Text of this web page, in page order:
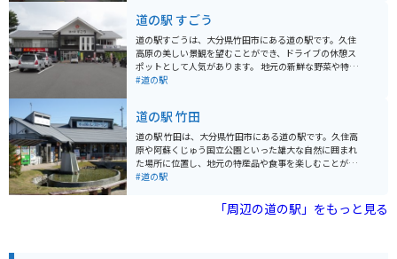
らはくじゅう連山を見渡すことができ、その美しい眺め
も、訪れる客にとっての一つのご馳走となっています。た、レストランでは、阿蘇の郷土料理や、地元の食材を
使った料理を楽しむことができます。波野の特産品とし
ては、高菜漬けや、だご汁などが有名です。 バイクに乗
っている方は、阿蘇パノラマラインを走れば、阿蘇の雄
大な景色を楽しみながら道の駅 波野へ行くことができま
としても最適です。
道の駅 すごう
道の駅すごうは、大分県竹田市にある道の駅です。久住
高原の美しい景観を望むことができ、ドライブの休憩ス
ポットとして人気があります。 地元の新鮮な野菜や特産
品を販売する物産館、久住高原の雄大な自然を体感でき
きます。おすすめは、久住高原で育った豊後牛を使った
「豊後牛ステーキ丼」です。 バイクで訪れる場合、道の
駅すごうは、やまなみハイウェイ沿いにあるため、ツー
リングの拠点としても最適です。広々とした駐車場があ
り、休憩 facilities も充実しています。 周辺には、温泉や
#道の駅
道の駅 竹田
道の駅 竹田は、大分県竹田市にある道の駅です。久住高
原や阿蘇くじゅう国立公園といった雄大な自然に囲まれ
た場所に位置し、地元の特産品や食事を楽しむことがで
きます。 施設内には、地元の新鮮な野菜や果物を販売す
物産館、レストランなどがあります。レストランでは、
豊後牛や地鶏など、地元の食材を使った料理を味わうこ
#道の駅
「周辺の道の駅」をもっと見る